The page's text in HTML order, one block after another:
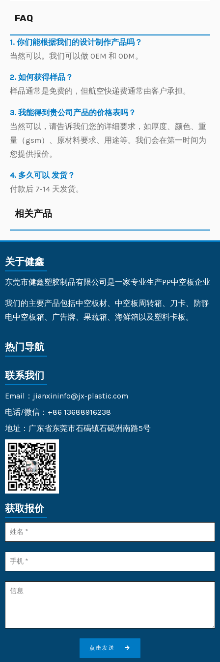
FAQ
1. 你们能根据我们的设计制作产品吗？
当然可以。我们可以做 OEM 和 ODM。
2. 如何获得样品？
样品通常是免费的，但航空快递费通常由客户承担。
3. 我能得到贵公司产品的价格表吗？
当然可以，请告诉我们您的详细要求，如厚度、颜色、重
量（gsm）、原材料要求、用途等。我们会在第一时间为
您提供报价。
4. 多久可以 发货？
付款后 7-14 天发货。
相关产品
关于健鑫
东莞市健鑫塑胶制品有限公司是一家专业生产PP中空板企业
我们的主要产品包括中空板材、中空板周转箱、刀卡、防静
电中空板箱、广告牌、果蔬箱、海鲜箱以及塑料卡板。
热门导航
联系我们
Email：jianxininfo@jx-plastic.com
电话/微信：+86 13688916238
地址：广东省东莞市石碣镇石碣洲南路5号
获取报价
点击发送